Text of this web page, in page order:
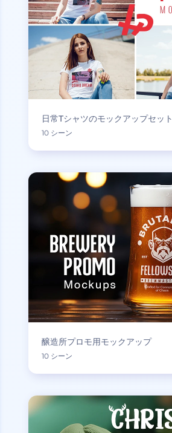
日常Tシャツのモックアップセット
10 シーン
醸造所プロモ用モックアップ
10 シーン